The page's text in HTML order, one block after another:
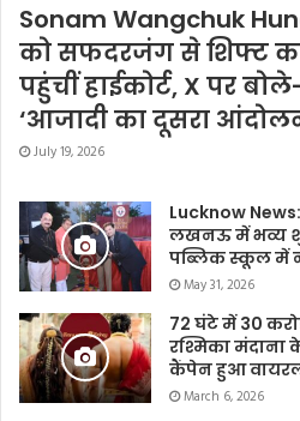
Sonam Wangchuk
को सफदरजंग से शिफ्ट
पहुंचीं हाईकोर्ट, X पर
‘आजादी का दूसरा
July 19, 2026
Lucknow
लखनऊ में भव्य
पब्लिक स्कूल में
May 31, 2026
72 घंटे में 30
रश्मिका मंदाना
कैंपेन हुआ
March 6, 2026